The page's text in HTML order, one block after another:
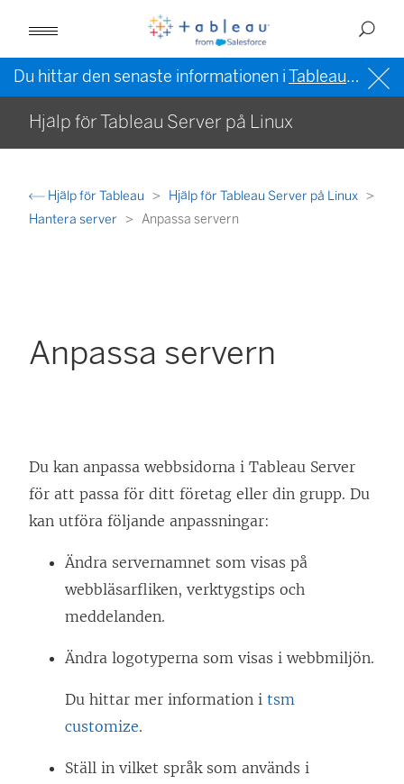
Du hittar den senaste informationen iTableau-hjälpen på engelska (USA)
Hjälp för Tableau Server på Linux
Hjälp för Tableau
Hjälp för Tableau Server på Linux
Hantera server
Anpassa servern
Anpassa servern
Du kan anpassa webbsidorna i Tableau Server
för att passa för ditt företag eller din grupp. Du
kan utföra följande anpassningar:
Ändra servernamnet som visas på
webbläsarfliken, verktygstips och
meddelanden.
Ändra logotyperna som visas i webbmiljön.
Du hittar mer information i tsm
customize.
Ställ in vilket språk som används i